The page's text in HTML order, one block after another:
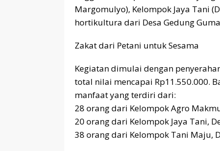
Margomulyo), Kelompok Jaya Tani
hortikultura dari Desa Gedung
​Zakat dari Petani untuk Sesama
​Kegiatan dimulai dengan
total nilai mencapai Rp11.550.000.
manfaat yang terdiri dari:
​28 orang dari Kelompok Agro
​20 orang dari Kelompok Jaya Tani,
​38 orang dari Kelompok Tani Maju,